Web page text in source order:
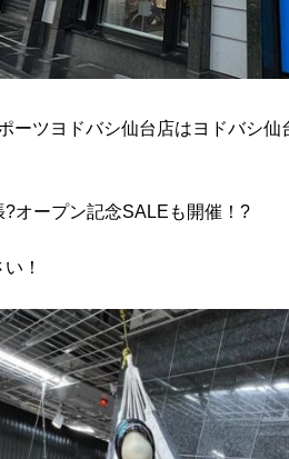
ーツヨドバシ仙台店はヨドバシ
オープン記念SALEも開催！?
！